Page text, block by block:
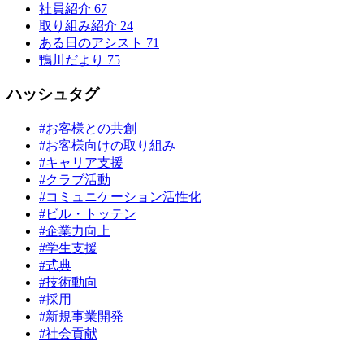
社員紹介 67
取り組み紹介 24
ある日のアシスト 71
鴨川だより 75
ハッシュタグ
#お客様との共創
#お客様向けの取り組み
#キャリア支援
#クラブ活動
#コミュニケーション活性化
#ビル・トッテン
#企業力向上
#学生支援
#式典
#技術動向
#採用
#新規事業開発
#社会貢献